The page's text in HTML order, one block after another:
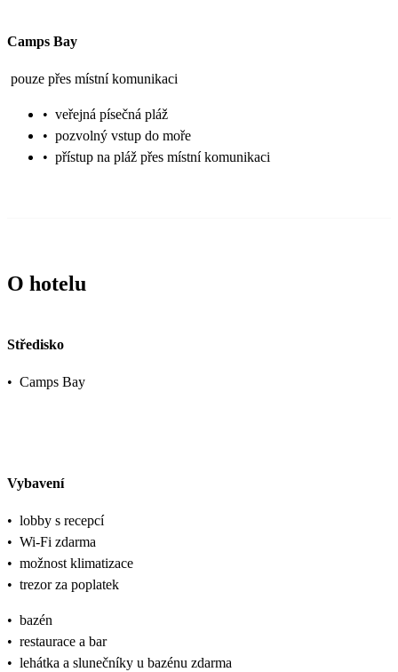
Camps Bay
pouze přes místní komunikaci
• veřejná písečná pláž
• pozvolný vstup do moře
• přístup na pláž přes místní komunikaci
O hotelu
Středisko
• Camps Bay
Vybavení
• lobby s recepcí
• Wi-Fi zdarma
• možnost klimatizace
• trezor za poplatek
• bazén
• restaurace a bar
• lehátka a slunečníky u bazénu zdarma